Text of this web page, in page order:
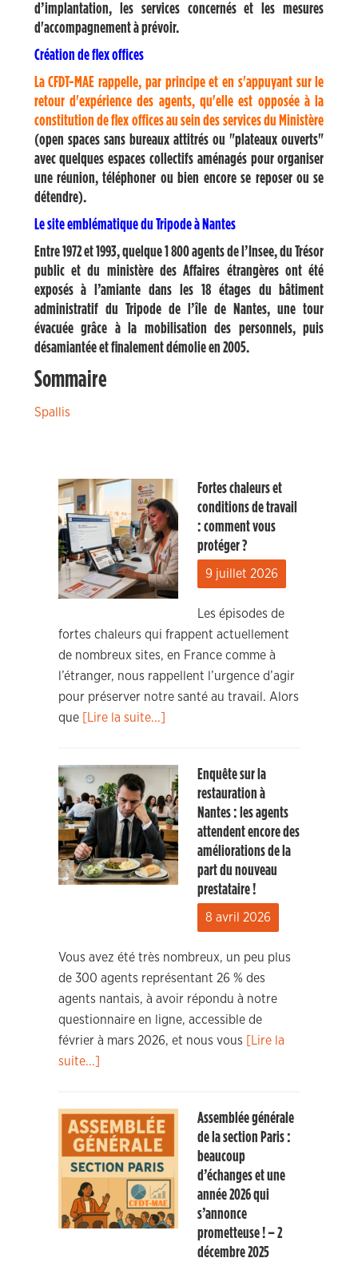
d’implantation, les services concernés et les mesures
d'accompagnement à prévoir.
Création de flex offices
La CFDT-MAE rappelle, par principe et en s'appuyant sur le
retour d'expérience des agents, qu'elle est opposée à la
constitution de flex officesau sein des services du Ministère
(open spaces sans bureaux attitrés ou "plateaux ouverts"
avec quelques espaces collectifs aménagés pour organiser
une réunion, téléphoner ou bien encore se reposer ou se
détendre).
Le site emblématique du Tripode à Nantes
Entre 1972 et 1993, quelque 1 800 agents de l’Insee, du Trésor
public et du ministère des Affaires étrangères ont été
exposés à l’amiante dans les 18 étages du bâtiment
administratif du Tripode de l’île de Nantes, une tour
évacuée grâce à la mobilisation des personnels, puis
désamiantée et finalement démolie en 2005.
Sommaire
Spallis
Fortes chaleurs et
conditions de travail
: comment vous
protéger ?
9 juillet 2026
Les épisodes de
fortes chaleurs qui frappent actuellement
de nombreux sites, en France comme à
l’étranger, nous rappellent l’urgence d’agir
pour préserver notre santé au travail. Alors
que
[Lire la suite...]
Enquête sur la
restauration à
Nantes : les agents
attendent encore des
améliorations de la
part du nouveau
prestataire !
8 avril 2026
Vous avez été très nombreux, un peu plus
de 300 agents représentant 26 % des
agents nantais, à avoir répondu à notre
questionnaire en ligne, accessible de
février à mars 2026, et nous vous
[Lire la
suite...]
Assemblée générale
de la section Paris :
beaucoup
d’échanges et une
année 2026 qui
s’annonce
prometteuse ! – 2
décembre 2025